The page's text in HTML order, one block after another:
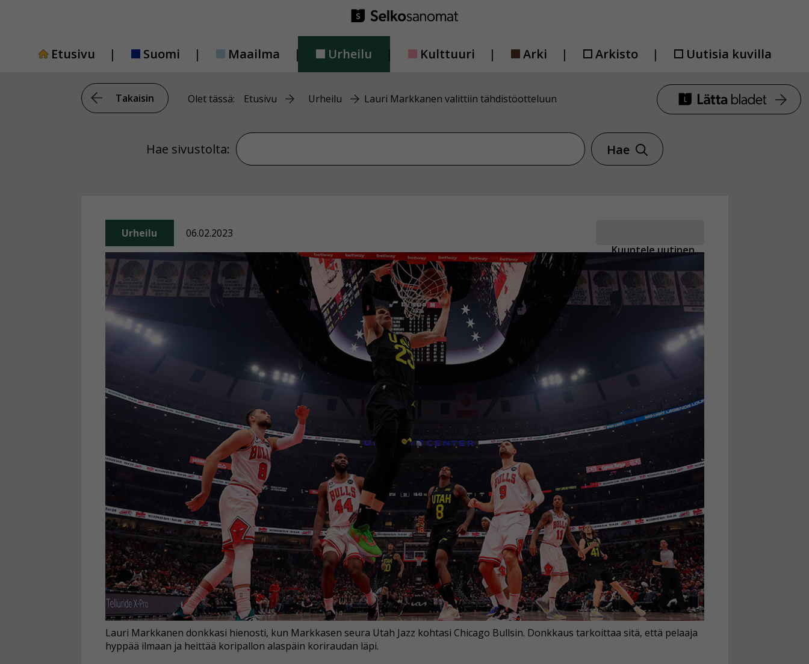
Etusivu
Suomi Maailma Urheilu Kulttuuri Arki Arkisto Uutisia kuvilla
Takaisin Olet tässä: Etusivu Urheilu Lauri Markkanen valittiin tähdistöotteluun
Hae sivustolta: Hae sivustolta
Hae
Kuuntele uutinen
Urheilu 06.02.2023
Lauri Markkanen donkkasi hienosti, kun Markkasen seura Utah Jazz kohtasi Chicago Bullsin. Donkkaus tarkoittaa sitä, että pelaaja
hyppää ilmaan ja heittää koripallon alaspäin koriraudan läpi.